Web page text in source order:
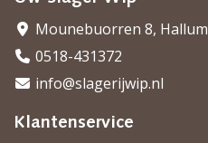
Mounebuorren 8, Hallum
0518-431372
info@slagerijwip.nl
Klantenservice